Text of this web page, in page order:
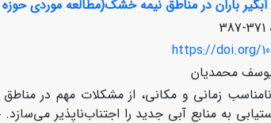
باران در مناطق نیمه خشک(مطالعه موردی
371-387
https://doi.org/
محمدیان
نامناسب زمانی و مکانی، از مشکلات مهم در
به منابع آبی جدید را اجتناب‌ناپذیر